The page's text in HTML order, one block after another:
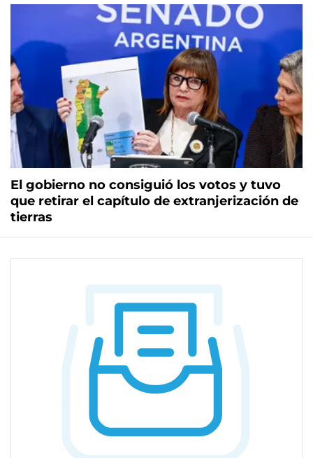
El gobierno no consiguió los votos y tuvo
que retirar el capítulo de extranjerización de
tierras